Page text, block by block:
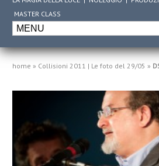
MASTER CLASS
home » Collisioni 2011 | Le foto del 29/05 »